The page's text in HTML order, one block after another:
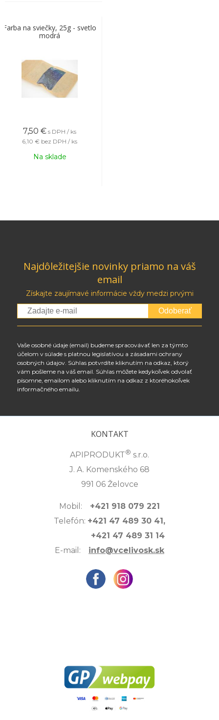
Farba na sviečky, 25g - svetlo
modrá
7,50 € s DPH / ks
6,10 € bez DPH / ks
Na sklade
Najdôležitejšie novinky priamo na váš
email
Získajte zaujímavé informácie vždy medzi prvými
Odoberať
Vaše osobné údaje (email) budeme spracovávať len za týmto
účelom v súlade s platnou legislatívou a zásadami ochrany
osobných údajov. Súhlas potvrdíte kliknutím na odkaz, ktorý
vám pošleme na váš email. Súhlas môžete kedykoľvek odvolať
písomne, emailom alebo kliknutím na odkaz z ktoréhokoľvek
informačného emailu.
KONTAKT
APIPRODUKT® s.r.o.
J. A. Komenského 68
991 06 Želovce
Mobil: +421 918 079 221
Telefón: +421 47 489 30 41,
+421 47 489 31 14
E-mail: info@vcelivosk.sk